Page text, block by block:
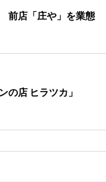
前店「庄や」を業態
の店 ヒラツカ」